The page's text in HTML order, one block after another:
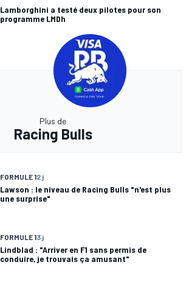
Lamborghini a testé deux pilotes pour son
programme LMDh
Plus de
Racing Bulls
FORMULE 12 j
Lawson : le niveau de Racing Bulls "n'est plus
une surprise"
FORMULE 13 j
Lindblad : "Arriver en F1 sans permis de
conduire, je trouvais ça amusant"